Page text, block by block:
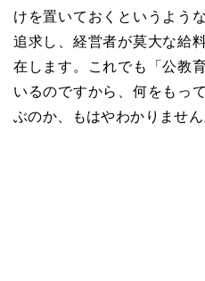
けを置いておくというよう
追求し、経営者が莫大な給
在します。これでも「公教
いるのですから、何をもっ
ぶのか、もはやわかりません